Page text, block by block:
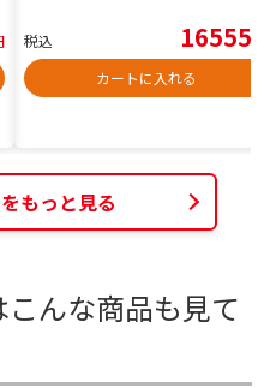
税込 16555
カートに入れる
もっと見る
んな商品も見て